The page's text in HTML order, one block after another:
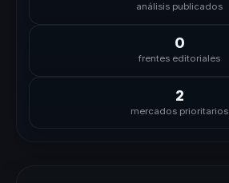
análisis publicados
0
frentes editoriales
2
mercados prioritarios